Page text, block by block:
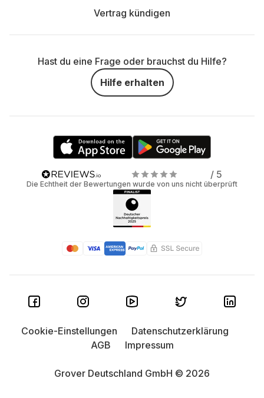
Vertrag kündigen
Hast du eine Frage oder brauchst du Hilfe?
Hilfe erhalten
/ 5
Die Echtheit der Bewertungen wurde von uns nicht überprüft
Grover Deutschland GmbH © 2026
Cookie-Einstellungen
Datenschutzerklärung
AGB
Impressum